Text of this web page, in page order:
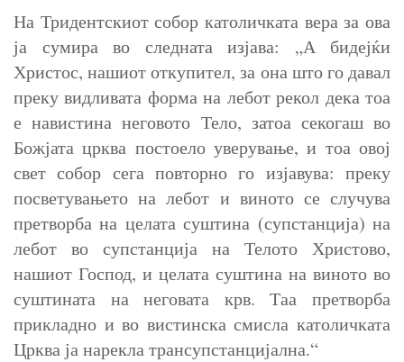
На Тридентскиот собор католичката вера за ова
ја сумира во следната изјава: „А бидејќи
Христос, нашиот откупител, за она што го давал
преку видливата форма на лебот рекол дека тоа
е навистина неговото Тело, затоа секогаш во
Божјата црква постоело уверување, и тоа овој
свет собор сега повторно го изјавува: преку
посветувањето на лебот и виното се случува
претворба на целата суштина (супстанција) на
лебот во супстанција на Телото Христово,
нашиот Господ, и целата суштина на виното во
суштината на неговата крв. Таа претворба
прикладно и во вистинска смисла католичката
Црква ја нарекла трансупстанцијална.“